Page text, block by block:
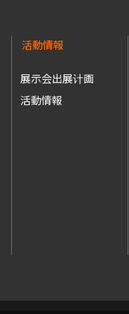
活動情報
展示会出展计画
活動情報